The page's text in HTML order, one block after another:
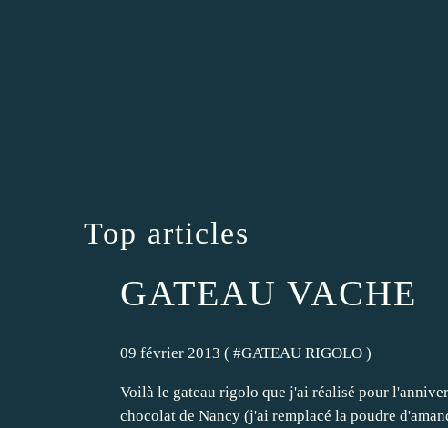
Top articles
GATEAU VACHE
09 février 2013 ( #GATEAU RIGOLO )
Voilà le gateau rigolo que j'ai réalisé pour
chocolat de Nancy (j'ai remplacé la poudre